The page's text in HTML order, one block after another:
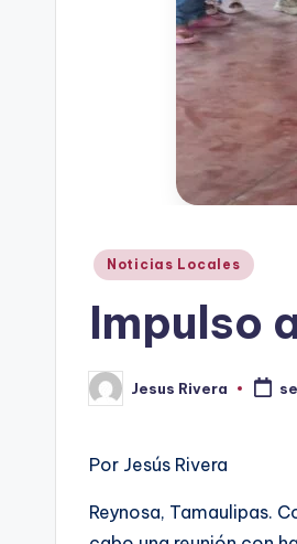
Publicado
Noticias Locales
Impulso
Publicado
por
Jesus Rivera
Por Jesús Rivera
Reynosa, Tamaulipas.